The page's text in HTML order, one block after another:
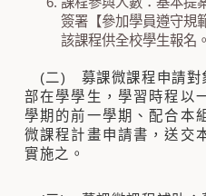
簽署【參加學員遵守規
該課程供全校學生報名。
(二) 募課微課程申請對
部在學學生，學習時程以
學期的前一學期、配合本
微課程計畫申請書，送交
實施之。